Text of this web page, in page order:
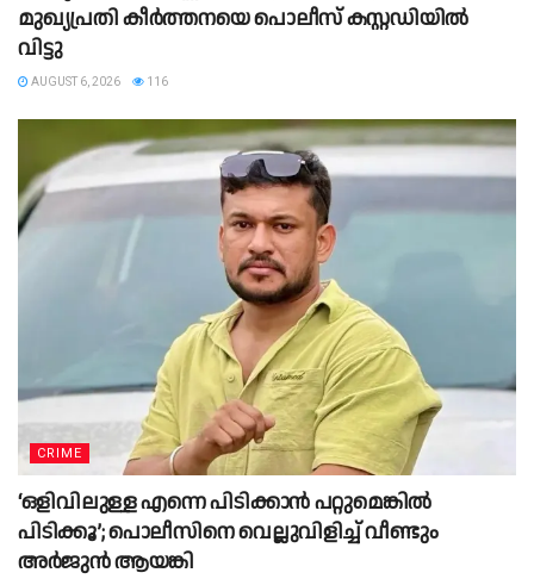
മുഖ്യപ്രതി കീർത്തനയെ പൊലീസ് കസ്റ്റഡിയിൽ
വിട്ടു
AUGUST 6, 2026 116
CRIME
‘ഒളിവിലുള്ള എന്നെ പിടിക്കാൻ പറ്റുമെങ്കിൽ
പിടിക്കൂ’; പൊലീസിനെ വെല്ലുവിളിച്ച് വീണ്ടും
അർജുൻ ആയങ്കി